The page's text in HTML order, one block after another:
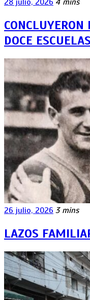
28 julio, 2026 4 mins
DOCE
26 julio, 2026 3 mins
LAZOS